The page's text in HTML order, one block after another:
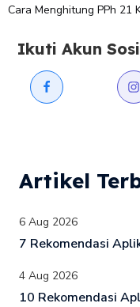
Cara Menghitung PPh 21
Ikuti Akun
Artikel
6 Aug 2026
7 Rekomendasi
4 Aug 2026
10 Rekomendasi